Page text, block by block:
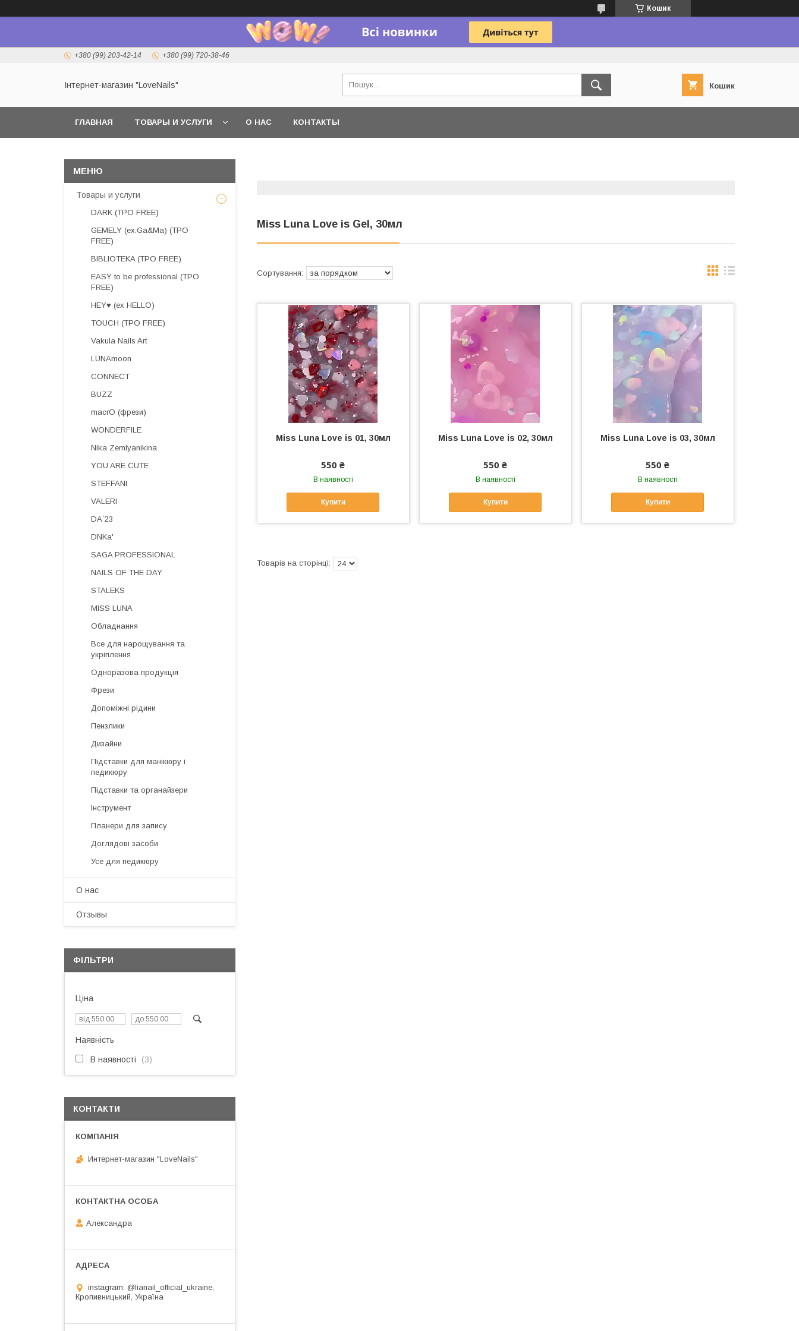
Кошик
+380 (99) 203-42-14 +380 (99) 720-38-46
Інтернет-магазин "LoveNails" Кошик
ГЛАВНАЯ ТОВАРЫ И УСЛУГИ О НАС КОНТАКТЫ
Miss Luna Love is Gel, 30мл
Miss Luna Love is 01, 30мл
550 ₴
В наявності
Купити
Miss Luna Love is 02, 30мл
550 ₴
В наявності
Купити
Miss Luna Love is 03, 30мл
550 ₴
В наявності
Купити
Товары и услуги
DARK (TPO FREE)
GEMELY (ex.Ga&Ma) (TPO
FREE)
BIBLIOTEKA (TPO FREE)
EASY to be professional (TPO
FREE)
HEY♥ (ex HELLO)
TOUCH (TPO FREE)
Vakula Nails Art
LUNAmoon
CONNECT
BUZZ
macrO (фрези)
WONDERFILE
Nika Zemlyanikina
YOU ARE CUTE
STEFFANI
VALERI
DA`23
DNKa'
SAGA PROFESSIONAL
NAILS OF THE DAY
STALEKS
MISS LUNA
Обладнання
Все для нарощування та
укріплення
Одноразова продукція
Фрези
Допоміжні рідини
Пензлики
Дизайни
Підставки для манікюру і
педикюру
Підставки та органайзери
Інструмент
Планери для запису
Доглядові засоби
Усе для педикюру
О нас
Отзывы
ФІЛЬТРИ
Ціна
Наявність
В наявності 3
КОНТАКТИ
Интернет-магазин "LoveNails"
Александра
instagram: @lianail_official_ukraine,
Кропивницький, Україна